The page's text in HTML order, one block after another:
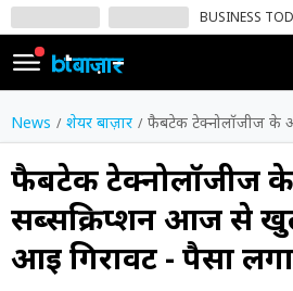
BUSINESS
SIGN
IN
Dark
Mode
होम
शेयर
News शेयर बाज़ार फैबटेक टेक्नोलॉजीज के आईपीओ का
फैबटेक टेक्नोलॉजीज
सब्सक्रिप्शन आज से
आई गिरावट - पैसा